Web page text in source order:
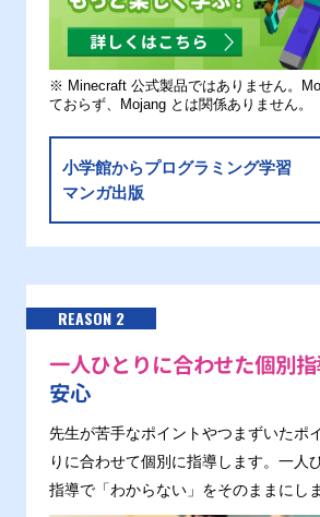
※ Minecraft 公式製品ではありません。
ておらず、Mojang とは関係ありません。
小学館からプログラミング学習
マンガ出版
REASON 2
一人ひとりに合わせた個別
安心
先生が苦手なポイントやつまずいたポ
りに合わせて個別に指導します。一人
指導で「わからない」をそのままにし